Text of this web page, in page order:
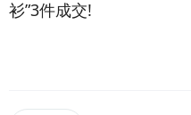
衫”3件成交!